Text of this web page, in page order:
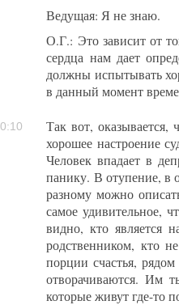
Ведущая: Я не знаю.
О.Г.: Это зависит от
сердца нам дает
должны испытывать
в данный момент
Так вот, оказывается,
хорошее настроение
Человек впадает в
панику. В отупение, в
разному можно
самое удивительное,
видно, кто является
родственником, кто
порции счастья,
отворачиваются. Им
которые живут где-то